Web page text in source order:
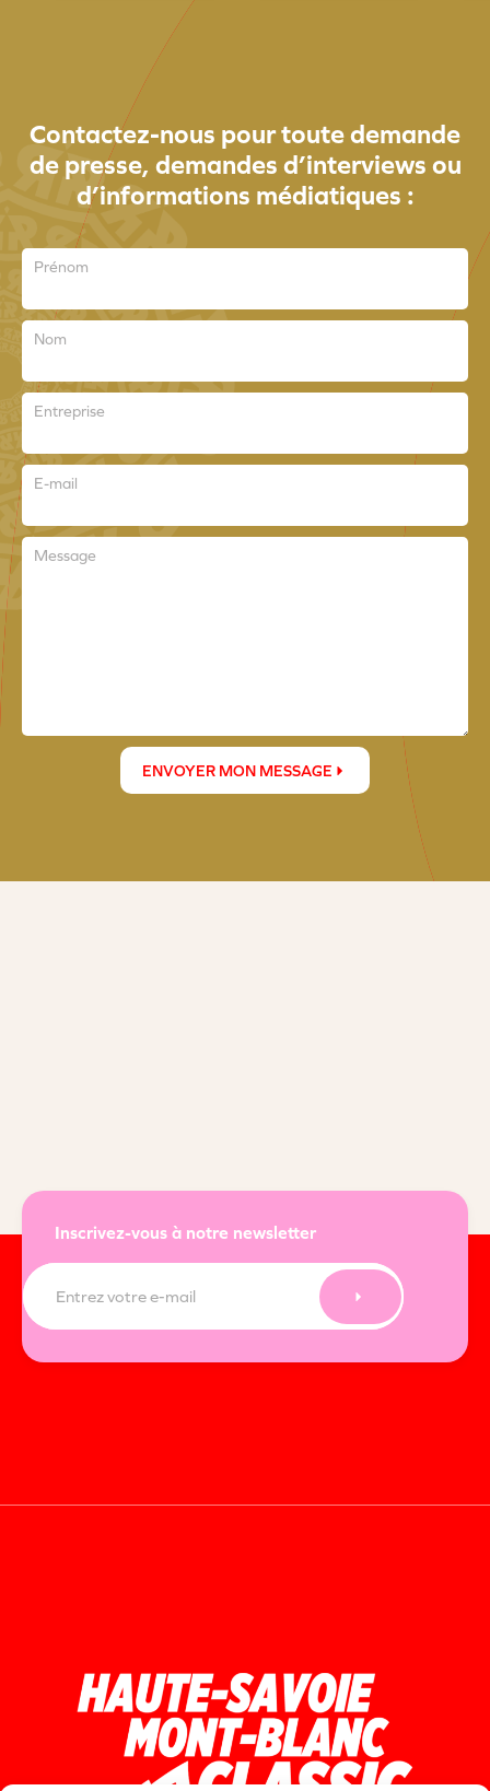
Contactez-nous pourtoutedemande
de presse, demandes d’interviews ou
d’informations médiatiques :
Prénom
Nom
Entreprise
E-mail
Message
ENVOYER MON MESSAGE
Inscrivez-vous à notre newsletter
mail